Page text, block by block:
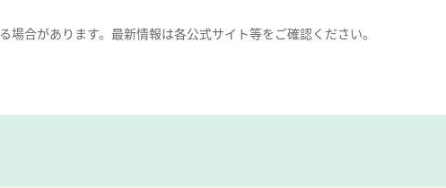
場合があります。最新情報は各公式サイト等をご確認ください。